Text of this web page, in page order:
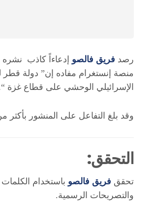
رصد فريق فالصو إدعاءاً كاذب نشره
منصة إنستغرام مفاده إن” دولة
الإسرائيلي الوحشي على قطاع غزة
وقد بلغ التفاعل على المنشور بأكثر من 85 ألف إعجاب و3 آلاف تعليق حتى إعداد
التحقق:
تحقق فريق فالصو باستخدام
والتصريحات الرسمية.